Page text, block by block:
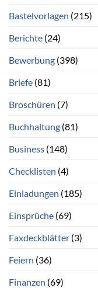
Bastelvorlagen (215)
Berichte (24)
Bewerbung (398)
Briefe (81)
Broschüren (7)
Buchhaltung (81)
Business (148)
Checklisten (4)
Einladungen (185)
Einsprüche (69)
Faxdeckblätter (3)
Feiern (36)
Finanzen (69)